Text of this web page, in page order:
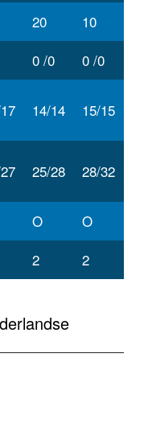
20
10
0 /0
0 /0
14/14 15/15
25/28 28/32
O
O
2 2